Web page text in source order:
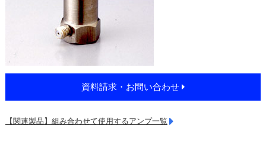
資料請求・お問い合わせ
【関連製品】組み合わせて使用するアンプ一覧